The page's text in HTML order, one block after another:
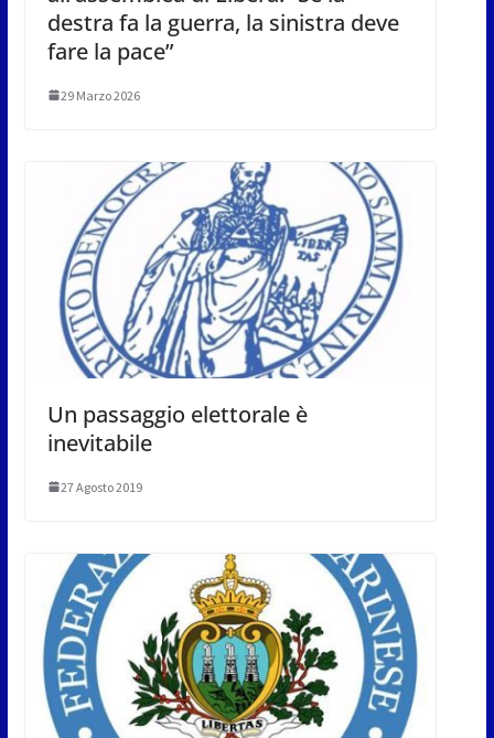
destra fa la guerra, la sinistra deve
fare la pace”
29 Marzo 2026
Un passaggio elettorale è
inevitabile
27 Agosto 2019